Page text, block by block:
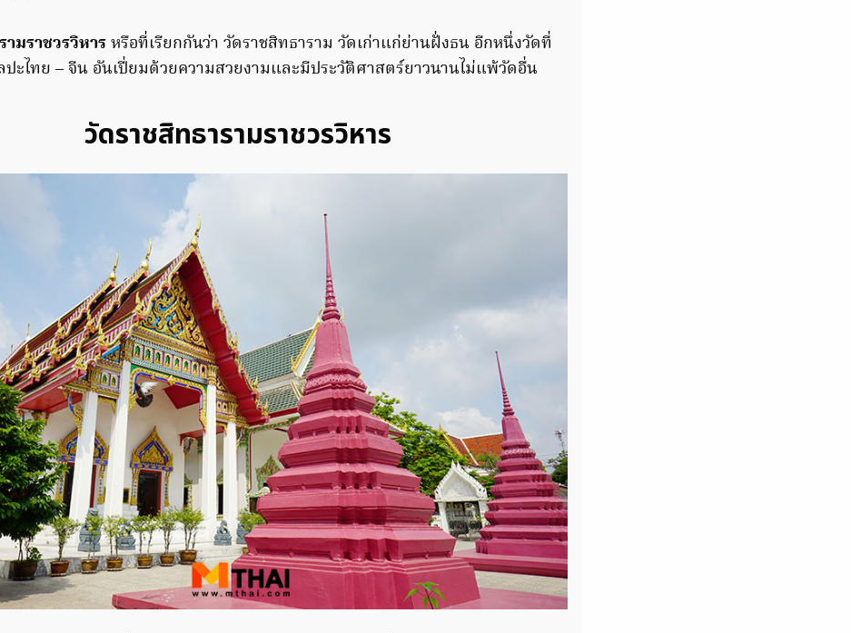
มราชวรวิหารหรือที่เรียกกันว่า วัดราชสิทธาราม วัดเก่าแก่ย่านฝั่งธน อีกหนึ่งวัดที่
ะไทย – จีน อันเปี่ยมด้วยความสวยงามและมีประวัติศาสตร์ยาวนานไม่แพ้วัดอื่น
วัดราชสิทธารามราชวรวิหาร